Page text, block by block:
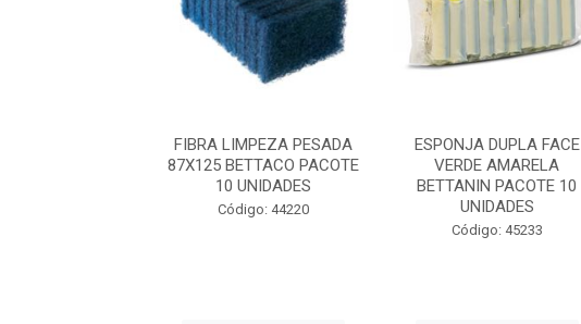
FIBRA LIMPEZA PESADA
87X125 BETTACO PACOTE
10 UNIDADES
Código: 44220
ESPONJA DUPLA FACE
VERDE AMARELA
BETTANIN PACOTE 10
UNIDADES
Código: 45233